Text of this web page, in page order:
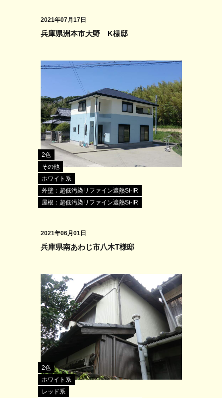
2021年07月17日
兵庫県洲本市大野 K様邸
2色
その他
ホワイト系
外壁：超低汚染リファイン遮熱Si-IR
屋根：超低汚染リファイン遮熱Si-IR
2021年06月01日
兵庫県南あわじ市八木T様邸
2色
ホワイト系
レッド系